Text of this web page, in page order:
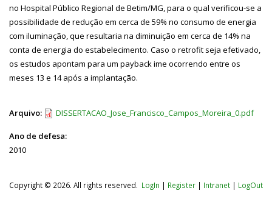
no Hospital Público Regional de Betim/MG, para o qual verificou-se a
possibilidade de redução em cerca de 59% no consumo de energia
com iluminação, que resultaria na diminuição em cerca de 14% na
conta de energia do estabelecimento. Caso o retrofit seja efetivado,
os estudos apontam para um payback ime ocorrendo entre os
meses 13 e 14 após a implantação.
Arquivo: DISSERTACAO_Jose_Francisco_Campos_Moreira_0.pdf
Ano de defesa:
2010
Copyright © 2026. All rights reserved. LogIn | Register | Intranet | LogOut